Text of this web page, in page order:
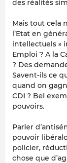
des réalités
Mais tout cela
l’Etat en
intellectuels »
Emploi ? A la
? Des
Savent-ils ce
quand on
CDI ? Bel
pouvoirs.
Parler
pouvoir
policier,
chose que